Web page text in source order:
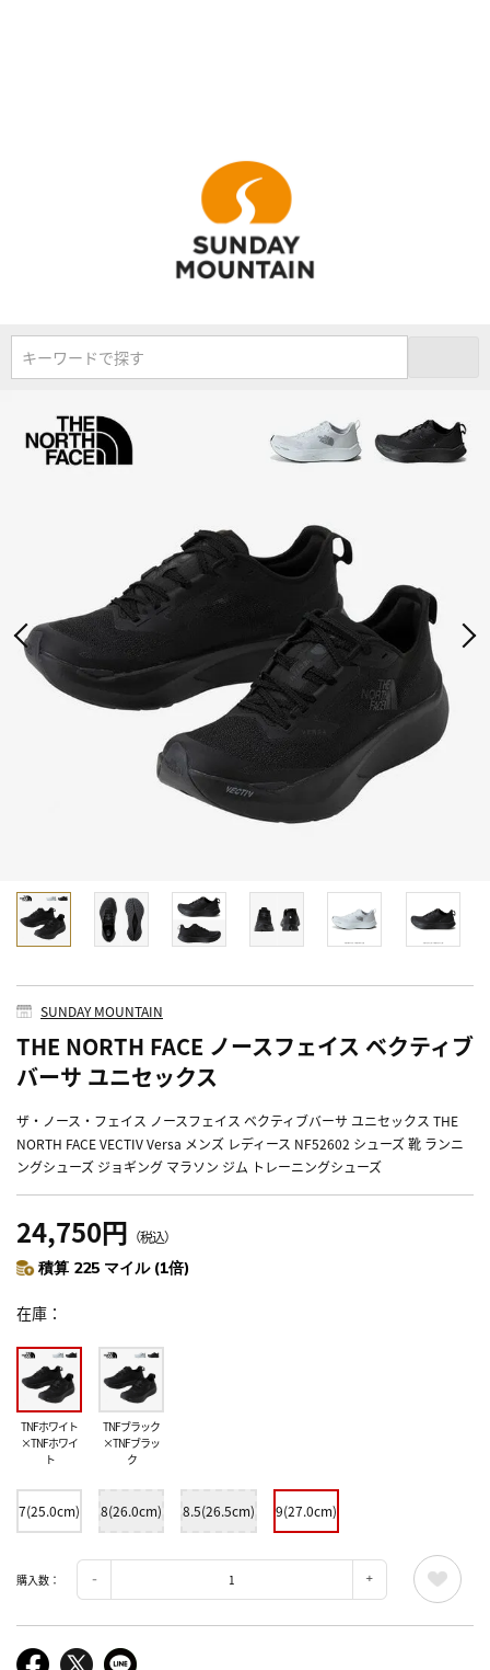
キーワードで探す
SUNDAY MOUNTAIN
THE NORTH FACE ノースフェイス ベクティブ
バーサ ユニセックス
ザ・ノース・フェイス ノースフェイス ベクティブバーサ ユニセックス THE
NORTH FACE VECTIV Versa メンズ レディース NF52602 シューズ 靴 ランニ
ングシューズ ジョギング マラソン ジム トレーニングシューズ
24,750円 （税込）
積算 225 マイル (1倍)
在庫
TNFホワイト
×TNFホワイ
ト
TNFブラック
×TNFブラッ
ク
7(25.0cm) 8(26.0cm) 8.5(26.5cm) 9(27.0cm)
購入数：